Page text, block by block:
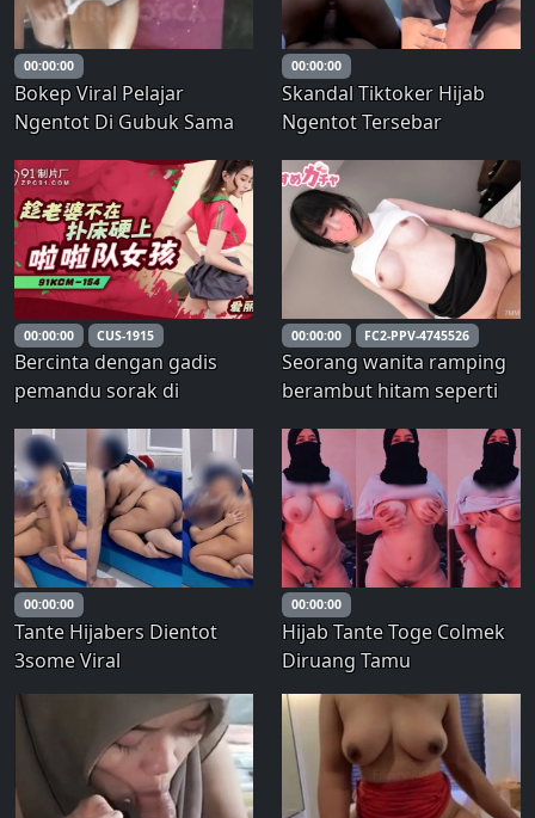
00:00:00
Bokep Viral Pelajar
Ngentot Di Gubuk Sama
00:00:00
Skandal Tiktoker Hijab
Ngentot Tersebar
00:00:00 CUS-1915
Bercinta dengan gadis
pemandu sorak di
pergi
00:00:00 FC2-PPV-4745526
Seorang wanita ramping
berambut hitam seperti
tidak bisa mengatakan
aku tidak senang dengan
perilaku seksualku, tapi
aku tidak yakin harus
berbuat apa, tapi aku
tidak yakin
00:00:00
Tante Hijabers Dientot
3some Viral
00:00:00
Hijab Tante Toge Colmek
Diruang Tamu